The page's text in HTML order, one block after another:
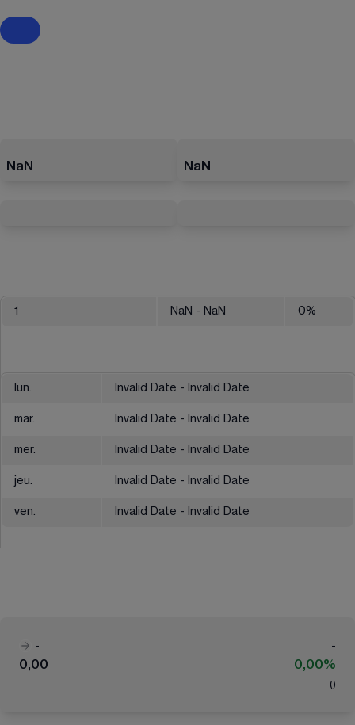
NaN NaN
1 NaN - NaN 0%
lun. Invalid Date - Invalid Date
mar. Invalid Date - Invalid Date
mer. Invalid Date - Invalid Date
jeu. Invalid Date - Invalid Date
ven. Invalid Date - Invalid Date
-
-
0,00
0,00%
( )